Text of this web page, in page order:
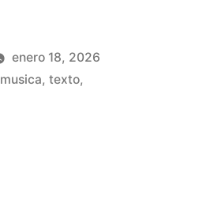
enero 18, 2026
texto,